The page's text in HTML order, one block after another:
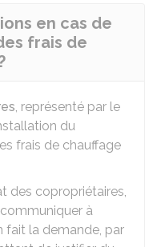
en cas de
frais de
, représenté par le
du
frais de chauffage
des copropriétaires,
à
fait la demande, par